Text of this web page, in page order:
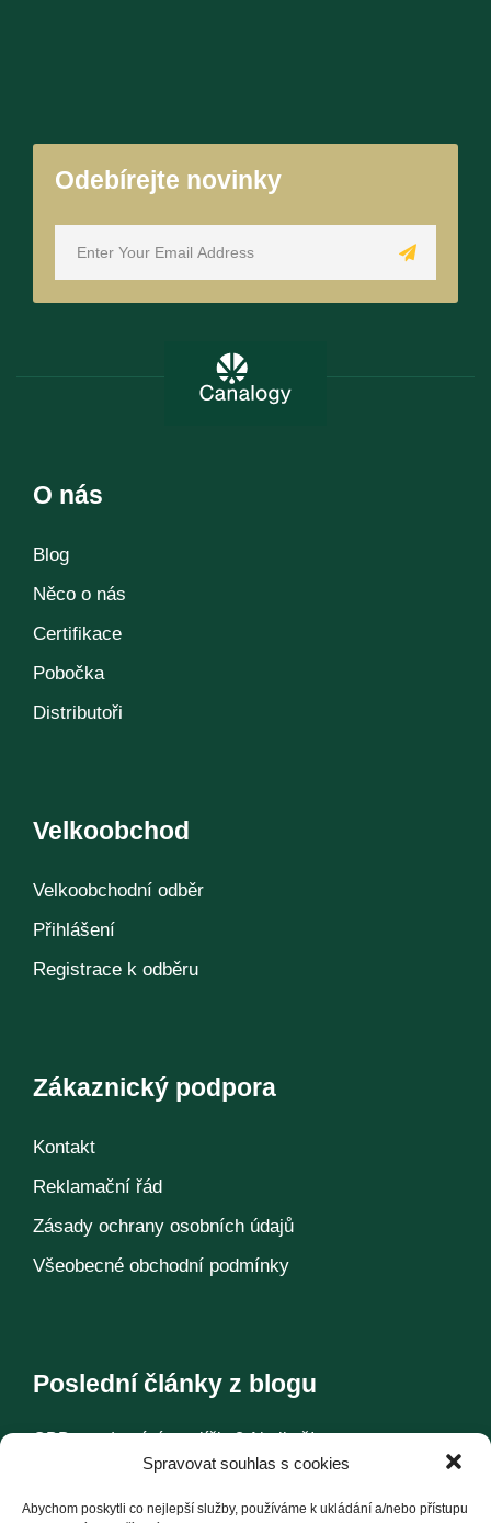
Spravovat souhlas s cookies
Abychom poskytli co nejlepší služby, používáme k ukládání a/nebo přístupu
Odebírejte novinky
O nás
Blog
Něco o nás
Certifikace
Pobočka
Distributoři
Velkoobchod
Velkoobchodní odběr
Přihlášení
Registrace k odběru
Zákaznický podpora
Kontakt
Reklamační řád
Zásady ochrany osobních údajů
Všeobecné obchodní podmínky
Poslední články z blogu
CBD pro domácí mazlíčky? Ale jistě!